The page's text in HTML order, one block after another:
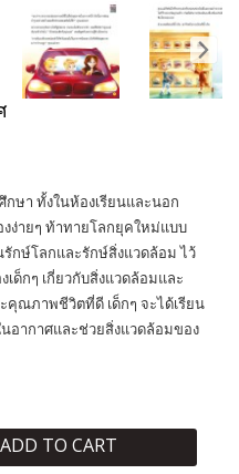
ษา ทั้งในห้องเรียนและนอก
งง่ายๆ ท้าทายโลกยุคใหม่แบบ
กษ์โลกและรักษ์สิ่งแวดล้อม ไว้
ด็กๆ เกี่ยวกับสิ่งแวดล้อมและ
ณภาพชีวิตที่ดี เด็กๆ จะได้เรียน
อากาศและช่วยสิ่งแวดล้อมของ
ADD TO CART